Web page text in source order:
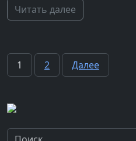
Читать далее
Пагинация
1 2 Далее